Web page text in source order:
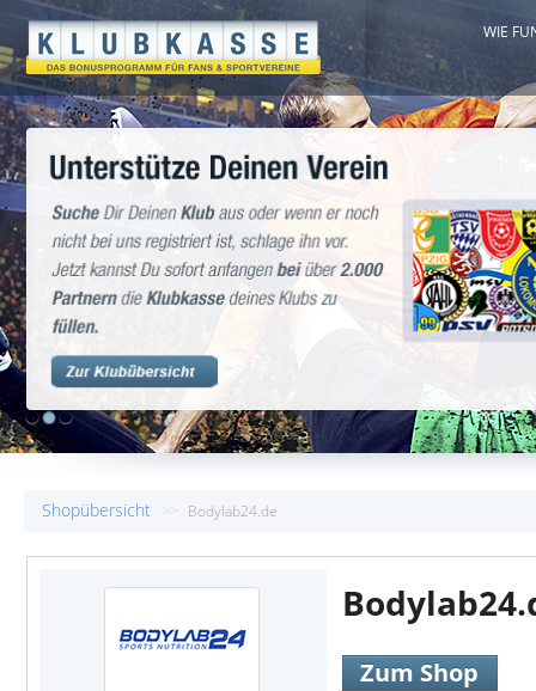
WIE
1
Shopübersicht >> Bodylab24.de
Zum Shop